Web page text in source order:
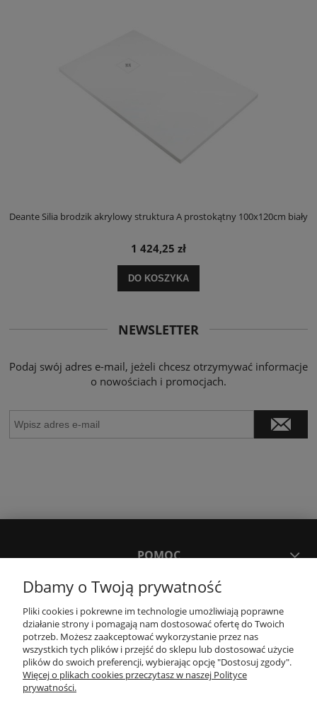
Deante Silia brodzik akrylowy struktura A prostokątny 100x120cm biały
1 424,25 zł
DO KOSZYKA
NEWSLETTER
Podaj swój adres e-mail, jeżeli chcesz otrzymywać informacje
o nowościach i promocjach.
POMOC
MOJE KONTO
PŁATNOŚCI I DOSTAWA
Dbamy o Twoją prywatność
Pliki cookies i pokrewne im technologie umożliwiają poprawne
działanie strony i pomagają nam dostosować ofertę do Twoich
potrzeb. Możesz zaakceptować wykorzystanie przez nas
wszystkich tych plików i przejść do sklepu lub dostosować użycie
plików do swoich preferencji, wybierając opcję "Dostosuj zgody".
Więcej o plikach cookies przeczytasz w naszej Polityce
prywatności.